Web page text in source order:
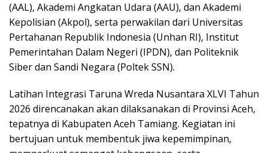
(AAL), Akademi Angkatan Udara (AAU), dan Akademi
Kepolisian (Akpol), serta perwakilan dari Universitas
Pertahanan Republik Indonesia (Unhan RI), Institut
Pemerintahan Dalam Negeri (IPDN), dan Politeknik
Siber dan Sandi Negara (Poltek SSN).
Latihan Integrasi Taruna Wreda Nusantara XLVI Tahun
2026 direncanakan akan dilaksanakan di Provinsi Aceh,
tepatnya di Kabupaten Aceh Tamiang. Kegiatan ini
bertujuan untuk membentuk jiwa kepemimpinan,